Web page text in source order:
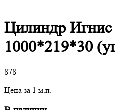
Цилиндр Игнис
1000*219*30
878
Цена за 1 м.п.